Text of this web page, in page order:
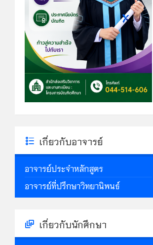
เกี่ยวกับอาจารย์
อาจารย์ประจำหลักสูตร
อาจารย์ที่ปรึกษาวิทยานิพนธ์
เกี่ยวกับนักศึกษา